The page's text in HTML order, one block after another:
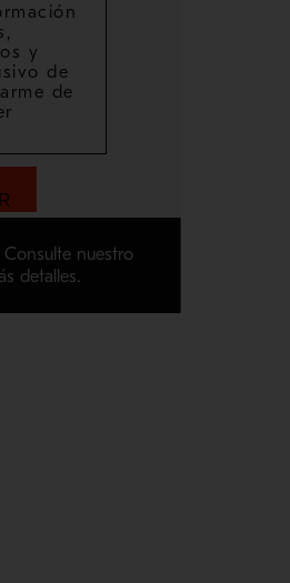
nuestro
detalles.